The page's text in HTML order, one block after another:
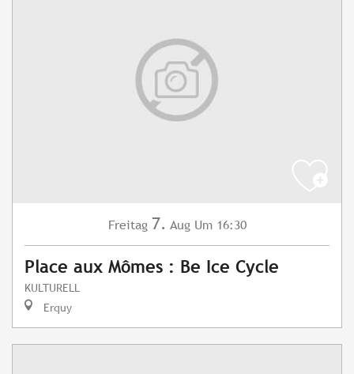
Freitag 7. Aug Um 16:30
Place aux Mômes : Be Ice Cycle
KULTURELL
Erquy